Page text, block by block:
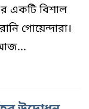
একটি বিশাল
গোয়েন্দারা।
আজ...